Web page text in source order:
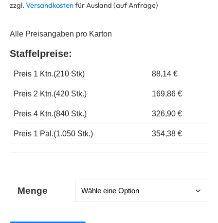
zzgl. Versandkostenfür Ausland (auf Anfrage)
Alle Preisangaben pro Karton
Staffelpreise:
Preis 1 Ktn.(210 Stk) 88,14 €
Preis 2 Ktn.(420 Stk.) 169,86 €
Preis 4 Ktn.(840 Stk.) 326,90 €
Preis 1 Pal.(1.050 Stk.) 354,38 €
Menge